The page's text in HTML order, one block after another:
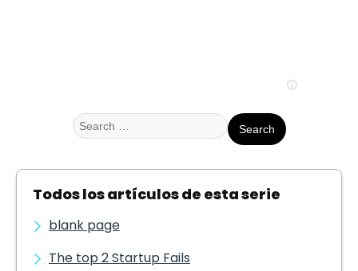
Search
Todos los artículos de esta serie
blank page
The top 2 Startup Fails